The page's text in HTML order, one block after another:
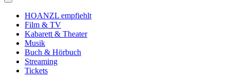
HOANZL empfiehlt
Film & TV
Kabarett & Theater
Musik
Buch & Hörbuch
Streaming
Tickets